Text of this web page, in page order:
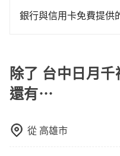
供這項服務。在一般時
銀行與信用卡免費提供
務，並根據各家信用公
成預訂後，系統通常會
善保存相關資訊。若有
和指引。
除了 台中日月千
還有⋯
從 高雄市